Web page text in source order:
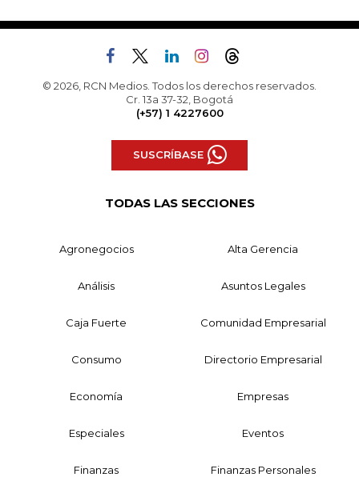
© 2026, RCN Medios. Todos los derechos reservados.
Cr. 13a 37-32, Bogotá
(+57) 1 4227600
SUSCRÍBASE
TODAS LAS SECCIONES
Agronegocios Alta Gerencia
Análisis Asuntos Legales
Caja Fuerte Comunidad Empresarial
Consumo Directorio Empresarial
Economía Empresas
Especiales Eventos
Finanzas Finanzas Personales